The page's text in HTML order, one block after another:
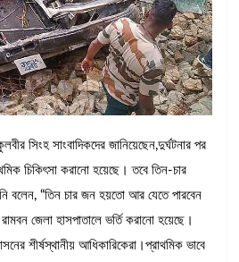
সিংহ সাংবাদিকদের জানিয়েছেন,দুর্ঘটনার পর
চিকিৎসা করানো হয়েছে। তবে তিন-চার
বলেন, “তিন চার জন হয়তো আর যেতে পারবেন
জেলা হাসপাতালে ভর্তি করানো হয়েছে।
শীর্ষস্থানীয় আধিকারিকেরা।প্রাথমিক ভাবে